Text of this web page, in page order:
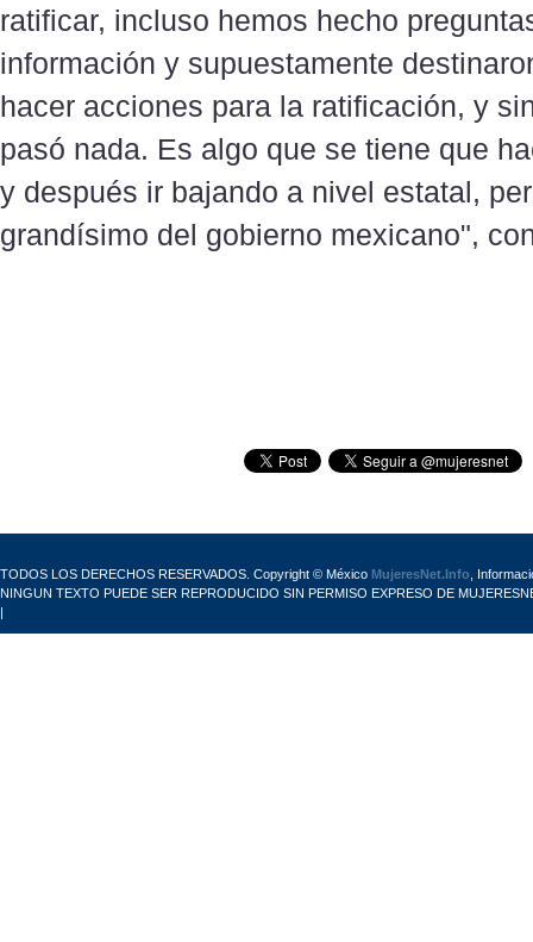
ratificar, incluso hemos hecho
información y supuestamente
hacer acciones para la ratificación, y
pasó nada. Es algo que se tiene que
y después ir bajando a nivel estatal,
grandísimo del gobierno mexicano",
TODOS LOS DERECHOS RESERVADOS. Copyright © México MujeresNet.Info ,
NINGUN TEXTO PUEDE SER REPRODUCIDO SIN PERMISO EXPRESO DE